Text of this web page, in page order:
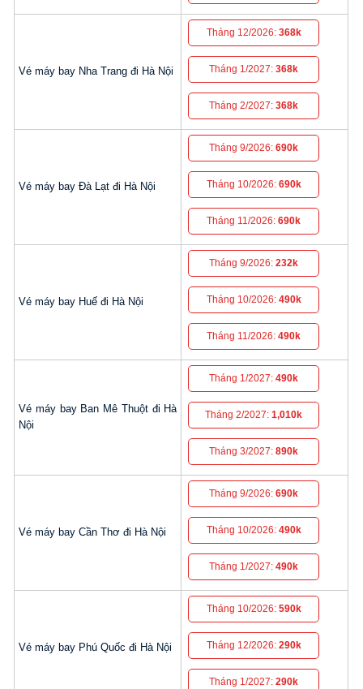
Vé máy bay Nha Trang đi Hà Nội
Tháng 12/2026: 368k
Tháng 1/2027:368k
Tháng 2/2027:368k
Vé máy bay Đà Lạt đi Hà Nội
Tháng 9/2026:690k
Tháng 10/2026: 690k
Tháng 11/2026:690k
Vé máy bay Huế đi Hà Nội
Tháng 9/2026:232k
Tháng 10/2026: 490k
Tháng 11/2026:490k
Vé máy bay Ban Mê Thuột đi Hà
Nội
Tháng 1/2027:490k
Tháng 2/2027:1,010k
Tháng 3/2027:890k
Vé máy bay Cần Thơ đi Hà Nội
Tháng 9/2026:690k
Tháng 10/2026: 490k
Tháng 1/2027:490k
Vé máy bay Phú Quốc đi Hà Nội
Tháng 10/2026: 590k
Tháng 12/2026: 290k
Tháng 1/2027:290k